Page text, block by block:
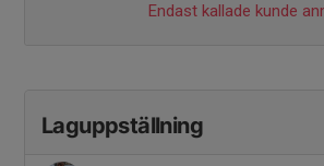
Endast kallade kunde
Laguppställning